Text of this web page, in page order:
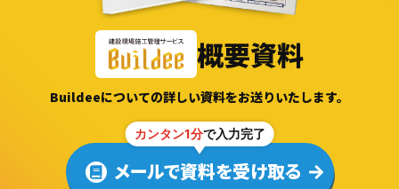
概要資料
Buildeeについての詳しい資料をお送りいたします。
カンタン1分で入力完了
メールで資料を受け取る